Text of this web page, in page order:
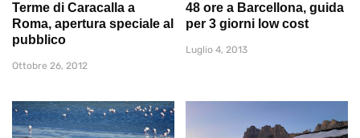
Terme di Caracalla a
Roma, apertura speciale al
pubblico
Ottobre 26, 2012
48 ore a Barcellona, guida
per 3 giorni low cost
Luglio 4, 2013